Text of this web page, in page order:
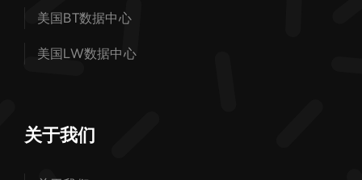
美国BT数据中心
美国LW数据中心
关于我们